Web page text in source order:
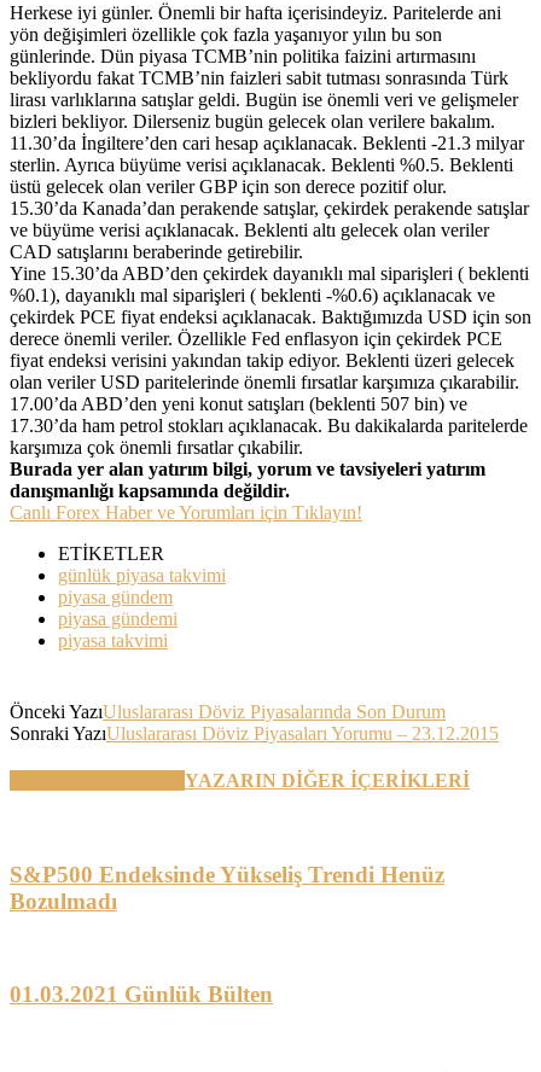
Herkese iyi günler. Önemli bir hafta içerisindeyiz. Paritelerde ani
yön değişimleri özellikle çok fazla yaşanıyor yılın bu son
günlerinde. Dün piyasa TCMB’nin politika faizini artırmasını
bekliyordu fakat TCMB’nin faizleri sabit tutması sonrasında Türk
lirası varlıklarına satışlar geldi. Bugün ise önemli veri ve gelişmeler
bizleri bekliyor. Dilerseniz bugün gelecek olan verilere bakalım.
11.30’da İngiltere’den cari hesap açıklanacak. Beklenti -21.3 milyar
sterlin. Ayrıca büyüme verisi açıklanacak. Beklenti %0.5. Beklenti
üstü gelecek olan veriler GBP için son derece pozitif olur.
15.30’da Kanada’dan perakende satışlar, çekirdek perakende satışlar
ve büyüme verisi açıklanacak. Beklenti altı gelecek olan veriler
CAD satışlarını beraberinde getirebilir.
Yine 15.30’da ABD’den çekirdek dayanıklı mal siparişleri ( beklenti
%0.1), dayanıklı mal siparişleri ( beklenti -%0.6) açıklanacak ve
çekirdek PCE fiyat endeksi açıklanacak. Baktığımızda USD için son
derece önemli veriler. Özellikle Fed enflasyon için çekirdek PCE
fiyat endeksi verisini yakından takip ediyor. Beklenti üzeri gelecek
olan veriler USD paritelerinde önemli fırsatlar karşımıza çıkarabilir.
17.00’da ABD’den yeni konut satışları (beklenti 507 bin) ve
17.30’da ham petrol stokları açıklanacak. Bu dakikalarda paritelerde
karşımıza çok önemli fırsatlar çıkabilir.
Burada yer alan yatırım bilgi, yorum ve tavsiyeleri yatırım
danışmanlığı kapsamında değildir.
Canlı Forex Haber ve Yorumları için Tıklayın!
ETİKETLER
günlük piyasa takvimi
piyasa gündem
piyasa gündemi
piyasa takvimi
Önceki YazıUluslararası Döviz Piyasalarında Son Durum
Sonraki YazıUluslararası Döviz Piyasaları Yorumu – 23.12.2015
YAZARIN DİĞER İÇERİKLERİ
S&P500 Endeksinde Yükseliş Trendi Henüz
Bozulmadı
01.03.2021 Günlük Bülten